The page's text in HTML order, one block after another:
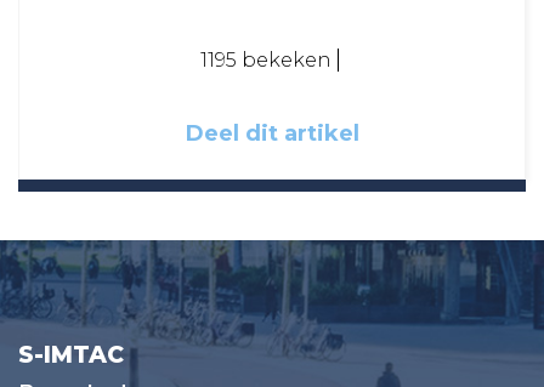
1195 bekeken
Deel dit artikel
S-IMTAC